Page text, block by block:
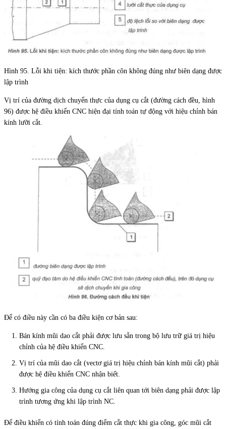
Hình 95. Lỗi khi tiện: kích thước phần côn không đúng như biên dạng được
lập trình
Vị trí của đường dịch chuyển thực của dụng cụ cắt (đường cách đều, hình
96) được hệ điều khiển CNC hiện đại tính toán tự động với hiệu chỉnh bán
kính lưỡi cắt.
Để có điều này cần có ba điều kiện cơ bản sau:
Bán kính mũi dao cắt phải được lưu sẵn trong bộ lưu trữ giá trị hiệu
chỉnh của hệ điều khiển CNC.
Vị trí của mũi dao cắt (vectơ giá trị hiệu chỉnh bán kính mũi cắt) phải
được hệ điều khiển CNC nhận biết.
Hướng gia công của dụng cụ cắt liên quan tới biên dạng phải được lập
trình tương ứng khi lập trình NC.
Để điều khiển có tính toán đúng điểm cắt thực khi gia công, góc mũi cắt